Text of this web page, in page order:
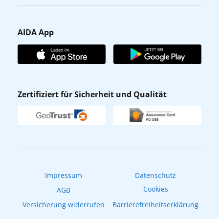
Karriere
Affiliateprogramm
Verhaltens- & Ethikkodex
Newsletter
Gästefragebogen
AIDA Club
AIDA App
AIDA App
Zertifiziert für Sicherheit und Qualität
Impressum
Datenschutz
AGB
Cookies
Versicherung widerrufen
Barrierefreiheitserklärung